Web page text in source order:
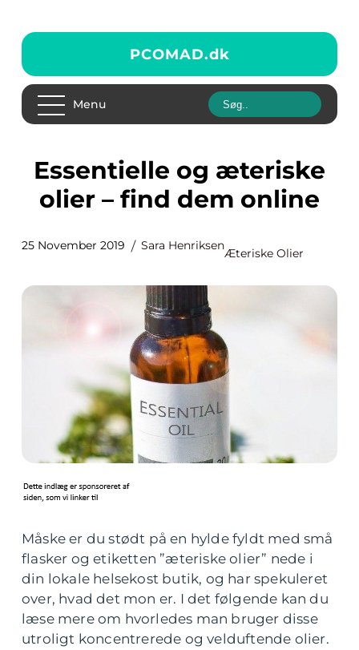
PCOMAD.dk
Menu
Essentielle og æteriske
olier – find dem online
25 November 2019 Sara Henriksen
Æteriske Olier
Måske er du stødt på en hylde fyldt med små
flasker og etiketten ”æteriske olier” nede i
din lokale helsekost butik, og har spekuleret
over, hvad det mon er. I det følgende kan du
læse mere om hvorledes man bruger disse
utroligt koncentrerede og velduftende olier.